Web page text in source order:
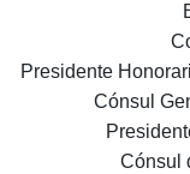
Presidente
Cónsul
Cónsul